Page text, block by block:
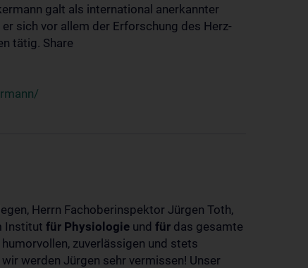
galt als international anerkannter
er sich vor allem der Erforschung des Herz-
tätig. Share
Herrn Fachoberinspektor Jürgen Toth,
Institut für Physiologie und für das gesamte
zuverlässigen und stets
werden Jürgen sehr vermissen! Unser